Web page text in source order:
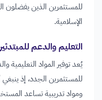
للمستثمرين الذين يفضلون
الإسلامية.
التعليم والدعم
يُعد توفير المواد التعليمية
للمستثمرين الجدد، إذ
ومواد تدريبية تساعد